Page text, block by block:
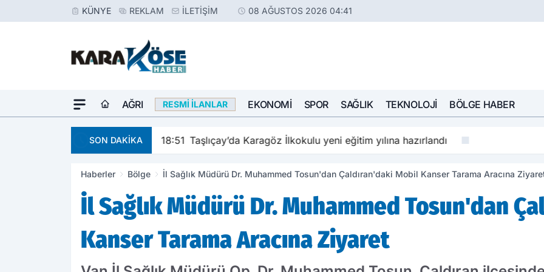
KÜNYE REKLAM İLETIŞIM 08 AĞUSTOS 2026 04:41
AĞRI RESMI İLANLAR EKONOMI SPOR SAĞLIK TEKNOLOJI BÖLGE HABER
SON DAKİKA
18:51 Taşlıçay’da Karagöz İlkokulu yeni eğitim yılına hazırlandı
Haberler Bölge İl Sağlık Müdürü Dr. Muhammed Tosun'dan Çaldıran'daki Mobil Kanser Tarama Aracına
İl Sağlık Müdürü Dr. Muhammed Tosun'dan
Kanser Tarama Aracına Ziyaret